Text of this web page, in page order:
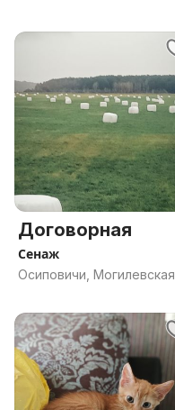
Договорная
Сенаж
Осиповичи, Могилевская